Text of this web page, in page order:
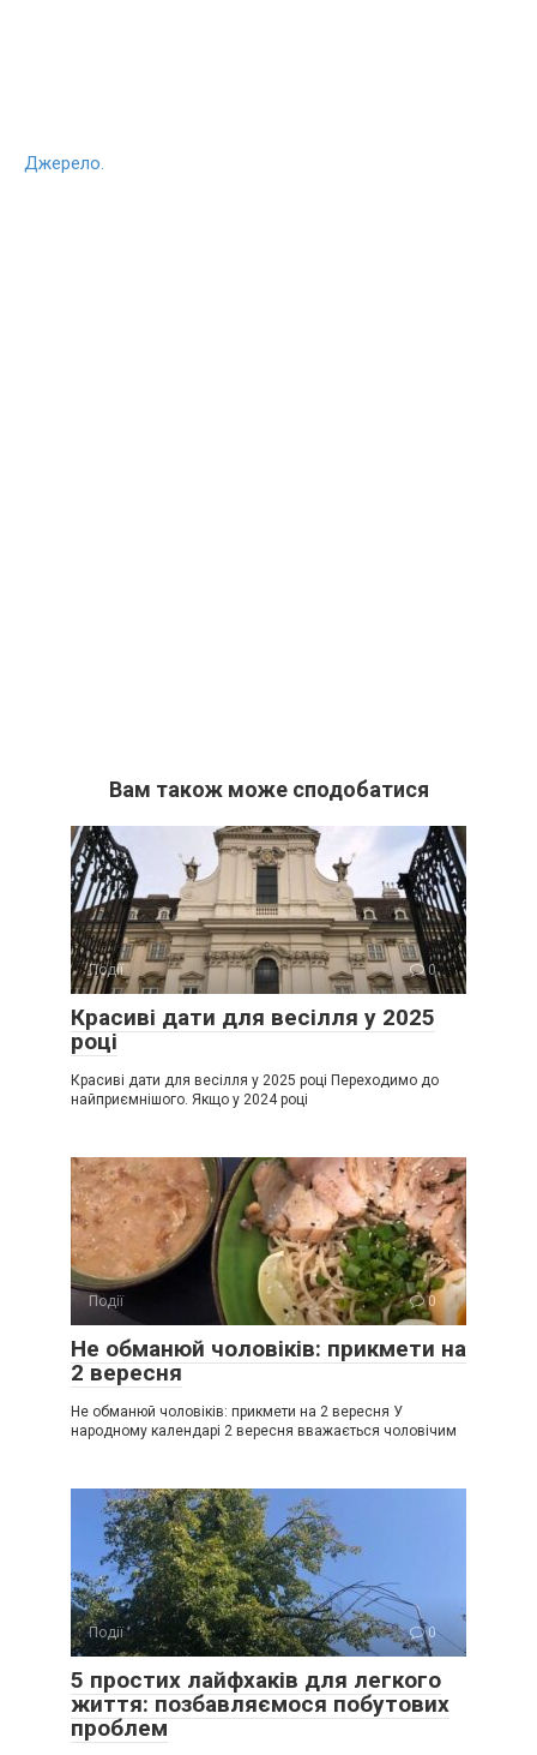
Джерело.
Вам також може сподобатися
Події 0
Красиві дати для весілля у 2025
році
Красиві дати для весілля у 2025 році Переходимо до
найприємнішого. Якщо у 2024 році
Події 0
Не обманюй чоловіків: прикмети на
2 вересня
Не обманюй чоловіків: прикмети на 2 вересня У
народному календарі 2 вересня вважається чоловічим
Події 0
5 простих лайфхаків для легкого
життя: позбавляємося побутових
проблем